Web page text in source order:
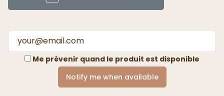
Me prévenir quand le produit est disponible
Notify me when available